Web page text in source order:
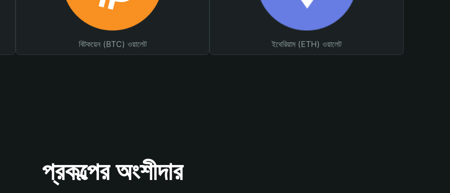
বিটকয়েন (BTC) ওয়ালেট ইথেরিয়াম (ETH) ওয়ালেট
প্রকল্পের অংশীদার